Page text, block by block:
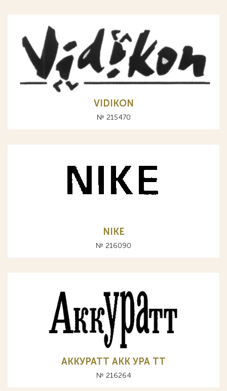
VIDIKON
№ 215470
NIKE
№ 216090
АККУРАТТ АКК УРА ТТ
№ 216264